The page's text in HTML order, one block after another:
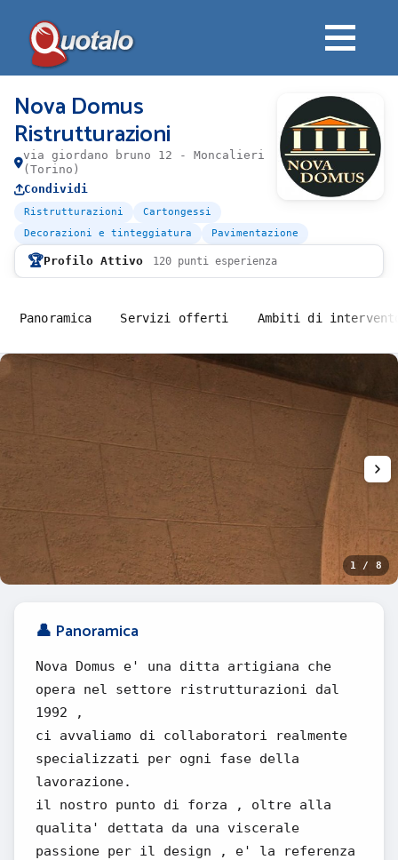
Nova Domus
Ristrutturazioni
via giordano bruno 12 - Moncalieri
(Torino)
Condividi
Ristrutturazioni
Cartongessi
Decorazioni e tinteggiatura
Pavimentazione
🏆Profilo Attivo 120 punti esperienza
Panoramica Servizi offerti Ambiti di
1 / 8
👤 Panoramica
Nova Domus e' una ditta artigiana che
opera nel settore ristrutturazioni dal
1992 ,
ci avvaliamo di collaboratori realmente
specializzati per ogni fase della
lavorazione.
il nostro punto di forza , oltre alla
qualita' dettata da una viscerale
passione per il design , e' la referenza